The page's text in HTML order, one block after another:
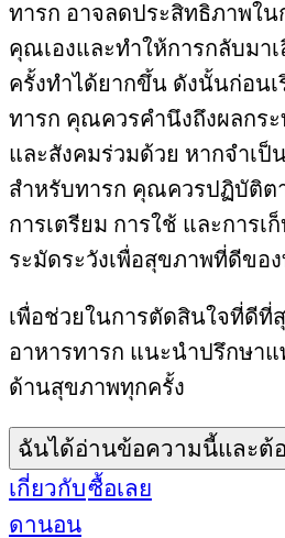
ทารก อาจลดประสิทธิภาพใ
คุณเองและทำให้การกลับมา
ครั้งทำได้ยากขึ้น ดังนั้นก่อน
ทารก คุณควรคำนึงถึงผลกร
และสังคมร่วมด้วย หากจำเป็
สำหรับทารก คุณควรปฏิบัติต
การเตรียม การใช้ และการเ
ระมัดระวังเพื่อสุขภาพที่ดีขอ
เพื่อช่วยในการตัดสินใจที่ดีที่
อาหารทารก แนะนำปรึกษา
ด้านสุขภาพทุกครั้ง
ฉันได้อ่านข้อความนี้และต้
เกี่ยวกับ
ดานอน
ซื้อเลย